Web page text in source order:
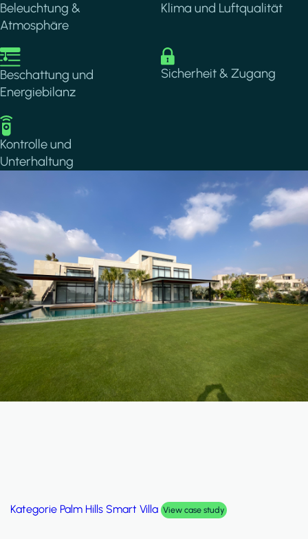
Beleuchtung &
Atmosphäre
Klima und Luftqualität
Image
Beschattung und
Energiebilanz
Image
Sicherheit & Zugang
Image
Kontrolle und
Unterhaltung
Kategorie The New Maitland Hospital View case study